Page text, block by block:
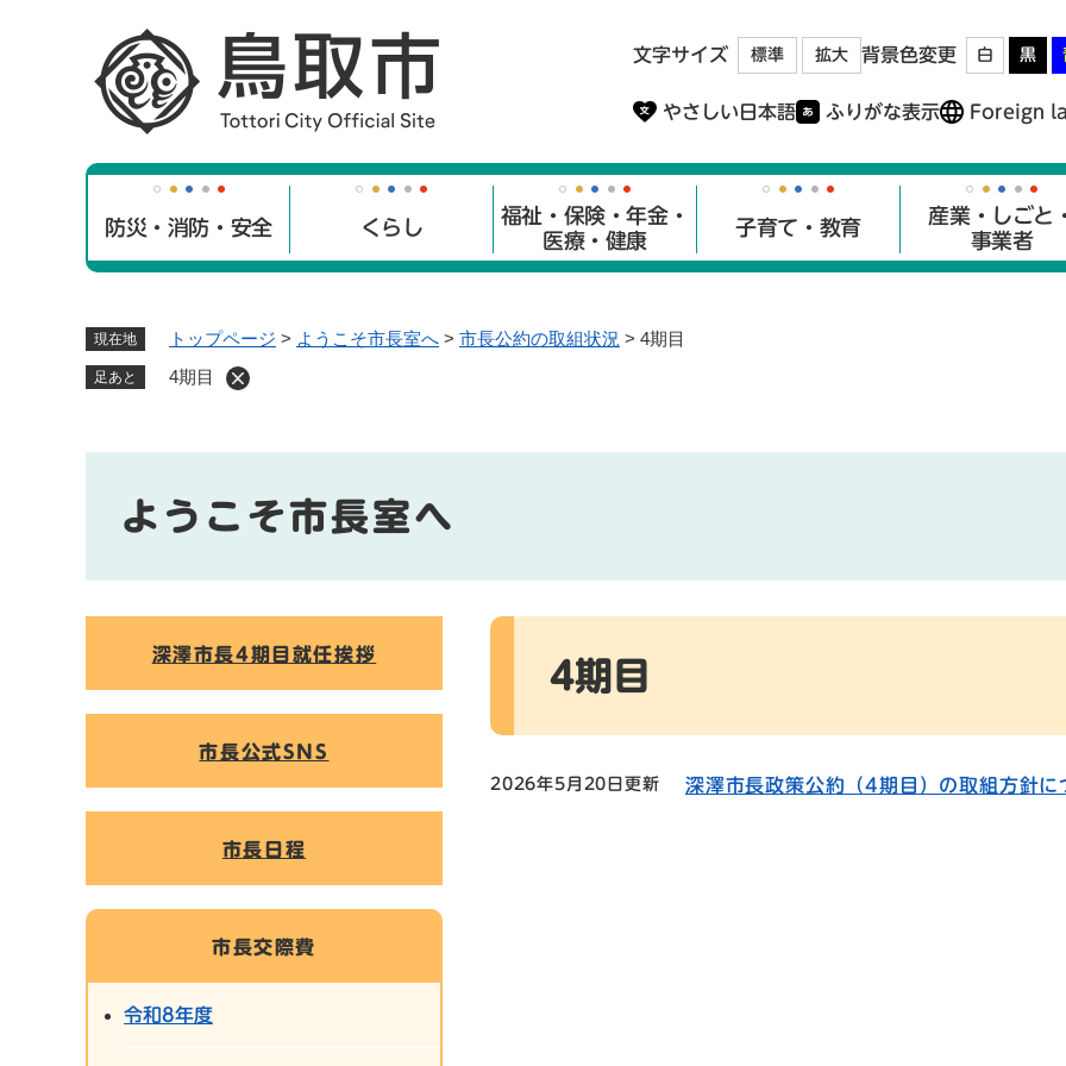
文字サイズ 標準 拡大 背景色変更 白 黒
やさしい日本語 ふりがな表示 Foreign
防災・消防・安全 くらし
福祉・保険・年金・
医療・健康
子育て・教育
産業・しごと
事業者
現在地 トップページ > ようこそ市長室へ > 市長公約の取組状況 > 4期目
足あと 4期目
ようこそ市長室へ
本
4期目
2026年5月20日更新 深澤市長政策公約（4期目）の取組方針に
深澤市長4期目就任挨拶
市長公式SNS
市長日程
市長交際費
令和8年度